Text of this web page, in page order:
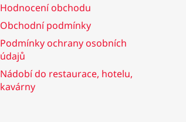
Hodnocení obchodu
Obchodní podmínky
Podmínky ochrany osobních
údajů
Nádobí do restaurace, hotelu,
kavárny